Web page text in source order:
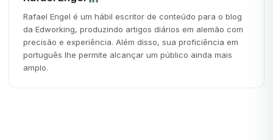
Rafael Engel é um hábil escritor de conteúdo para o blog
da Edworking, produzindo artigos diários em alemão com
precisão e experiência. Além disso, sua proficiência em
português lhe permite alcançar um público ainda mais
amplo.